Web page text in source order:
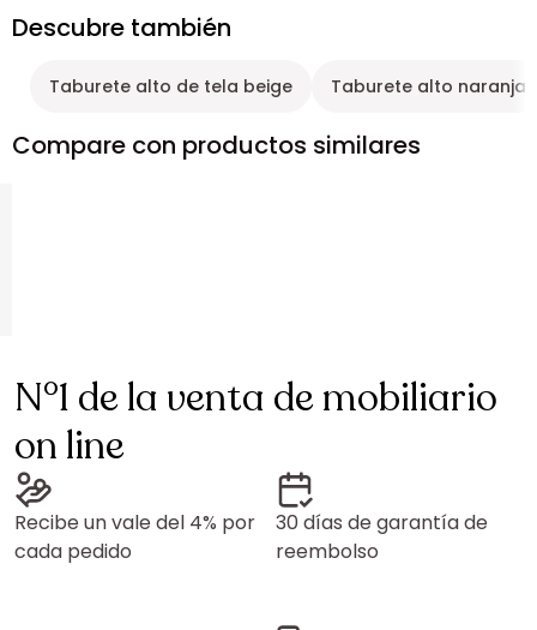
Descubre también
Taburete alto de tela beige Taburete alto naranja
Compare con productos similares
N°1 de la venta de mobiliario
on line
Recibe un vale del 4% por
cada pedido
30 días de garantía de
reembolso